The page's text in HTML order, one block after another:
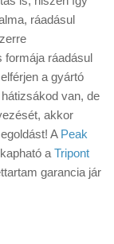
ráadásul
formája ráadásul
a gyártó
van, de
akkor
A Peak
a Tripont
garancia jár